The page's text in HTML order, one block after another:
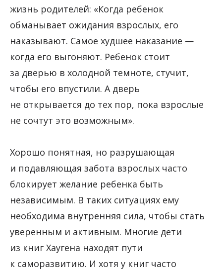
жизнь родителей: «Когда ребенок
обманывает ожидания взрослых, его
наказывают. Самое худшее наказание —
когда его выгоняют. Ребенок стоит
за дверью в холодной темноте, стучит,
чтобы его впустили. А дверь
не открывается до тех пор, пока взрослые
не сочтут это возможным».
Хорошо понятная, но разрушающая
и подавляющая забота взрослых часто
блокирует желание ребенка быть
независимым. В таких ситуациях ему
необходима внутренняя сила, чтобы стать
уверенным и активным. Многие дети
из книг Хаугена находят пути
к саморазвитию. И хотя у книг часто